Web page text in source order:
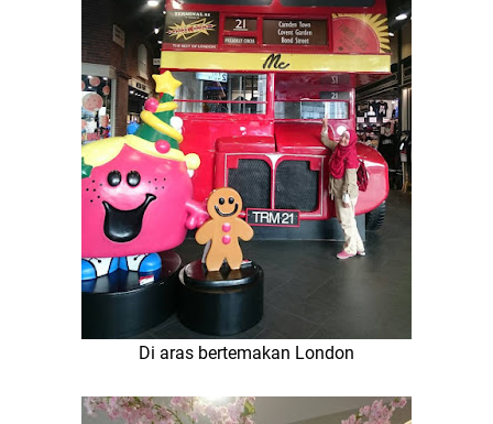
Di aras bertemakan London